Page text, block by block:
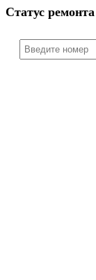
Статус